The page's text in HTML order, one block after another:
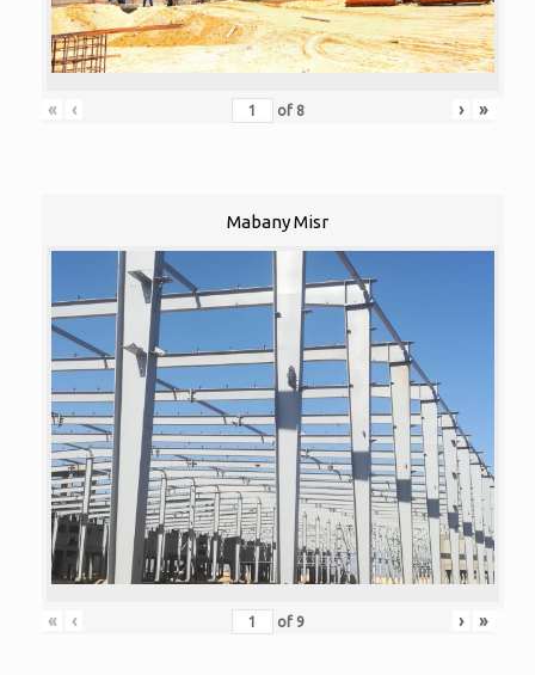
« ‹ of 8 › »
Mabany Misr
« ‹ of 9 › »